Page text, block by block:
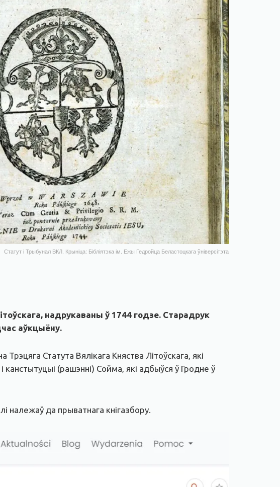
Статут і Трыбунал ВКЛ. Крыніца: Бібліятэка ім. Ежы Гедройца Беластоцкага ўніверсітэта
надрукаваны ў 1744 годзе. Старадрук
аўкцыёну.
Статута Вялікага Княства Літоўскага, які
(рашэнні) Сойма, які адбыўся ў Гродне ў
належаў да прыватнага кнігазбору.